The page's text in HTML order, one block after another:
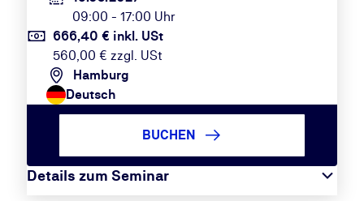
09:00 - 17:00 Uhr
666,40 € inkl. USt
560,00 € zzgl. USt
Hamburg
Deutsch
Details zum Seminar
BUCHEN